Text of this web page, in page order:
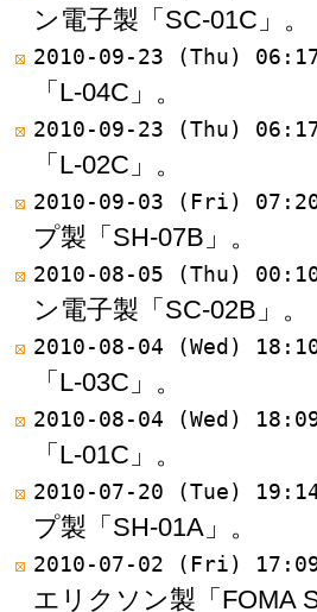
ン電子製「SC-01C」。
2010-09-23 (Thu)
「L-04C」。
2010-09-23 (Thu)
「L-02C」。
2010-09-03 (Fri)
プ製「SH-07B」。
2010-08-05 (Thu)
ン電子製「SC-02B」。
2010-08-04 (Wed)
「L-03C」。
2010-08-04 (Wed)
「L-01C」。
2010-07-20 (Tue)
プ製「SH-01A」。
2010-07-02 (Fri)
エリクソン製「FOMA